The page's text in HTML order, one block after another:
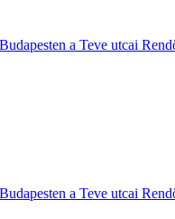
a Teve utcai
a Teve utcai